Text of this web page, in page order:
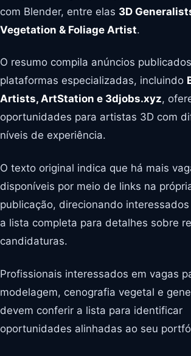
com Blender, entre elas 3D
Vegetation & Foliage Artist.
O resumo compila anúncios
plataformas especializadas, incluindo
Artists, ArtStation e 3djobs.xyz,
oportunidades para artistas 3D com
níveis de experiência.
O texto original indica que há mais
disponíveis por meio de links na
publicação, direcionando
a lista completa para detalhes sobre
candidaturas.
Profissionais interessados em vagas
modelagem, cenografia vegetal e
devem conferir a lista para identificar
oportunidades alinhadas ao seu